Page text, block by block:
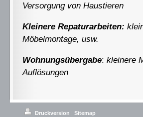
Versorgung von Haustieren
Kleinere Repaturarbeiten:
Möbelmontage, usw.
Wohnungsübergabe: kleinere
Auflösungen
Druckversion
Sitemap